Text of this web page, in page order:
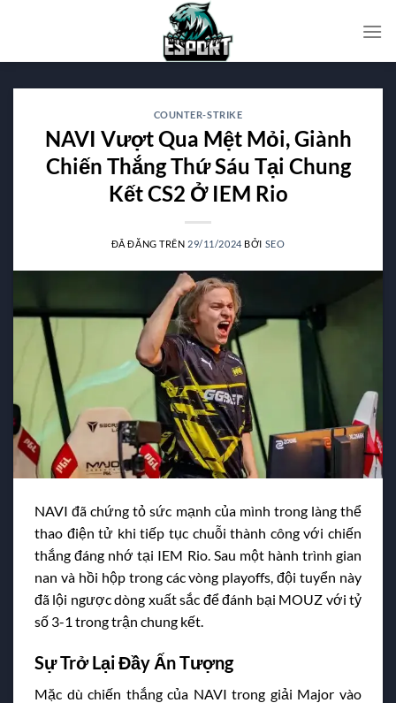
COUNTER-STRIKE
NAVI Vượt Qua Mệt Mỏi, Giành
Chiến Thắng Thứ Sáu Tại Chung
Kết CS2 Ở IEM Rio
ĐÃ ĐĂNG TRÊN 29/11/2024 BỞI SEO
NAVI đã chứng tỏ sức mạnh của mình trong làng thể
thao điện tử khi tiếp tục chuỗi thành công với chiến
thắng đáng nhớ tại IEM Rio. Sau một hành trình gian
nan và hồi hộp trong các vòng playoffs, đội tuyển này
đã lội ngược dòng xuất sắc để đánh bại MOUZ với tỷ
số 3-1 trong trận chung kết.
Sự Trở Lại Đầy Ấn Tượng
Mặc dù chiến thắng của NAVI trong giải Major vào